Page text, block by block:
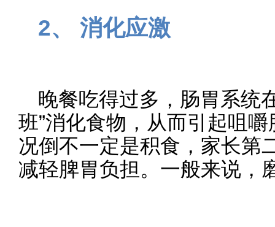
2、 消化应激
晚餐吃得过多，肠胃系统
班”消化食物，从而引起咀
况倒不一定是积食，家长第
减轻脾胃负担。一般来说，